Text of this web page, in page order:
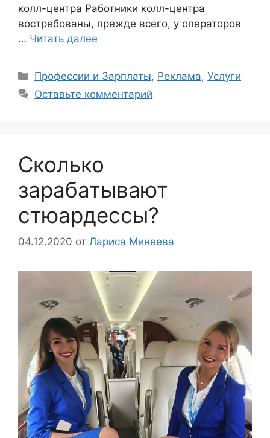
колл-центра Работники колл-центра
востребованы, прежде всего, у операторов
… Читать далее
Рубрики
Профессии и Зарплаты, Реклама,Услуги
Оставьте комментарий
Сколько
зарабатывают
стюардессы?
04.12.2020 от Лариса Минеева